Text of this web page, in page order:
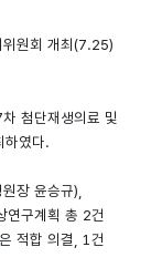
원회 개최(7.25)
첨단재생의료 및
하였다.
장 윤승규),
연구계획 총 2건
적합 의결, 1건